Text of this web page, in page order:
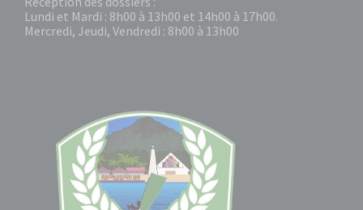
Lundi et Mardi : 8h00 à 13h00 et 14h00 à 17h00.
Mercredi, Jeudi, Vendredi : 8h00 à 13h00